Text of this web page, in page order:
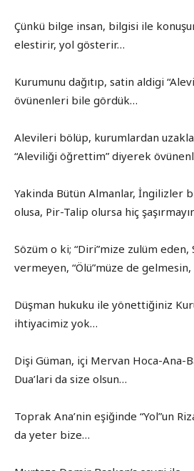
Çünkü bilge insan, bilgisi ile
elestirir, yol gösterir…
Kurumunu dağıtıp, satin aldigi
övünenleri bile gördük…
Alevileri bölüp, kurumlardan
“Aleviliği öğrettim” diyerek
Yakinda Bütün Almanlar, İngilizler
olusa, Pir-Talip olursa hiç
Sözüm o ki; “Diri”mize zulüm
vermeyen, “Ölü”müze de
Düşman hukuku ile yönettiğiniz
ihtiyacimiz yok…
Dişi Güman, içi Mervan Hoca-Ana-
Dua’lari da size olsun…
Toprak Ana’nin eşiğinde “Yol”un
da yeter bize…